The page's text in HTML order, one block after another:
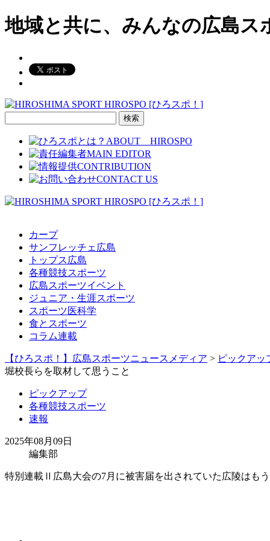
地域と共に、みんなの広島ス
カープ
サンフレッチェ広島
トップス広島
各種競技スポーツ
広島スポーツイベント
ジュニア・生涯スポーツ
スポーツ医科学
食とスポーツ
コラム連載
【ひろスポ！】広島スポーツニュースメディア > ピックアッ
堀校長らを取材して思うこと
ピックアップ
各種競技スポーツ
速報
2025年08月09日
編集部
特別連載Ⅱ広島大会の7月に被害届を出されていた広陵はも